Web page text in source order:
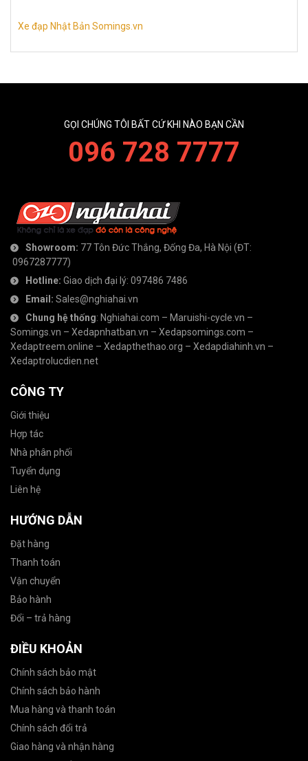
Xe đạp Nhật Bản Somings.vn
GỌI CHÚNG TÔI BẤT CỨ KHI NÀO BẠN CẦN
096 728 7777
Showroom: 77 Tôn Đức Thắng, Đống Đa, Hà Nội (ĐT:
0967287777)
Hotline: Giao dịch đại lý: 097486 7486
Email: Sales@nghiahai.vn
Chung hệ thống: Nghiahai.com – Maruishi-cycle.vn –
Somings.vn – Xedapnhatban.vn – Xedapsomings.com –
Xedaptreem.online – Xedapthethao.org – Xedapdiahinh.vn –
Xedaptrolucdien.net
CÔNG TY
Giới thiệu
Hợp tác
Nhà phân phối
Tuyển dụng
Liên hệ
HƯỚNG DẪN
Đặt hàng
Thanh toán
Vận chuyển
Bảo hành
Đổi – trả hàng
ĐIỀU KHOẢN
Chính sách bảo mật
Chính sách bảo hành
Mua hàng và thanh toán
Chính sách đổi trả
Giao hàng và nhận hàng